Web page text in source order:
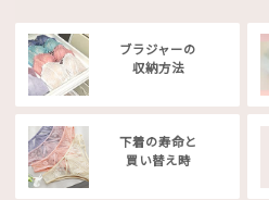
ブラジャーの
収納方法
下着の寿命と
買い替え時